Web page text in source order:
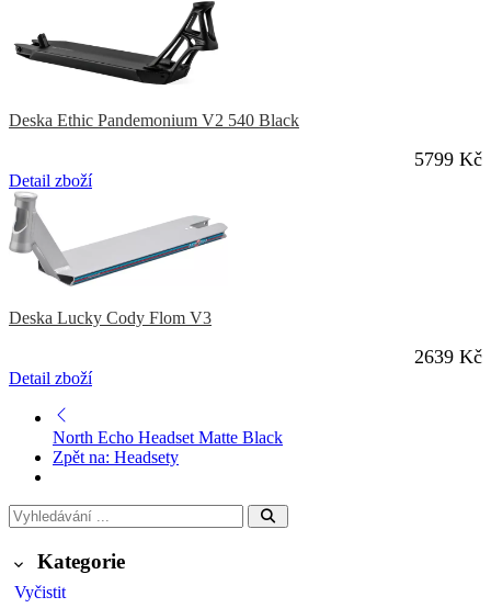
Deska Ethic Pandemonium V2 540 Black
5799 Kč
Detail zboží
Deska Lucky Cody Flom V3
2639 Kč
Detail zboží
North Echo Headset Matte Black
Zpět na: Headsety
Kategorie
Vyčistit